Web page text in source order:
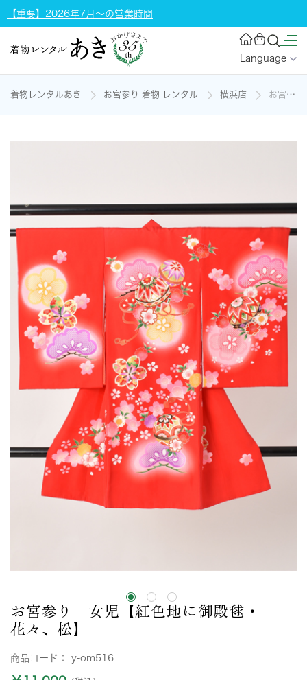
【重要】2026年7月～の営業時間
Language
着物レンタルあき お宮参り 着物 レンタル 横浜店 お宮参り 女児【紅色地に御殿毬・花々、松】の着物レンタル
お宮参り 女児【紅色地に御殿毬・
花々、松】
商品コード： y-om516